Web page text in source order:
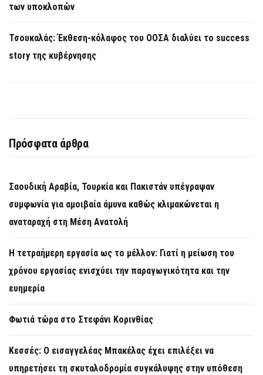
των υποκλοπών
Τσουκαλάς: Έκθεση-κόλαφος του ΟΟΣΑ διαλύει το success
story της κυβέρνησης
Πρόσφατα άρθρα
Σαουδική Αραβία, Τουρκία και Πακιστάν υπέγραψαν
συμφωνία για αμοιβαία άμυνα καθώς κλιμακώνεται η
αναταραχή στη Μέση Ανατολή
Η τετραήμερη εργασία ως το μέλλον: Γιατί η μείωση του
χρόνου εργασίας ενισχύει την παραγωγικότητα και την
ευημερία
Φωτιά τώρα στο Στεφάνι Κορινθίας
Κεσσές: Ο εισαγγελέας Μπακέλας έχει επιλέξει να
υπηρετήσει τη σκυταλοδρομία συγκάλυψης στην υπόθεση